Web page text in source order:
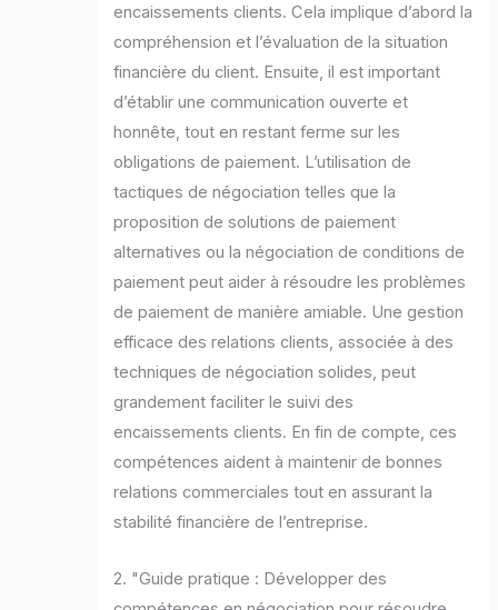
encaissements clients. Cela implique d’abord la
compréhension et l’évaluation de la situation
financière du client. Ensuite, il est important
d’établir une communication ouverte et
honnête, tout en restant ferme sur les
obligations de paiement. L’utilisation de
tactiques de négociation telles que la
proposition de solutions de paiement
alternatives ou la négociation de conditions de
paiement peut aider à résoudre les problèmes
de paiement de manière amiable. Une gestion
efficace des relations clients, associée à des
techniques de négociation solides, peut
grandement faciliter le suivi des
encaissements clients. En fin de compte, ces
compétences aident à maintenir de bonnes
relations commerciales tout en assurant la
stabilité financière de l’entreprise.
2. "Guide pratique : Développer des